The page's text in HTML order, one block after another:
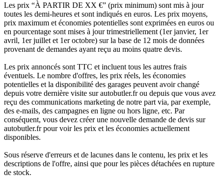
Les prix “À PARTIR DE XX €” (prix minimum) sont mis à jour
toutes les demi-heures et sont indiqués en euros. Les prix moyens,
prix maximum et économies potentielles sont exprimées en euros ou
en pourcentage sont mises à jour trimestriellement (1er janvier, 1er
avril, 1er juillet et 1er octobre) sur la base de 12 mois de données
provenant de demandes ayant reçu au moins quatre devis.
Les prix annoncés sont TTC et incluent tous les autres frais
éventuels. Le nombre d'offres, les prix réels, les économies
potentielles et la disponibilité des garages peuvent avoir changé
depuis votre dernière visite sur autobutler.fr ou depuis que vous avez
reçu des communications marketing de notre part via, par exemple,
des e-mails, des campagnes en ligne ou hors ligne, etc. Par
conséquent, vous devez créer une nouvelle demande de devis sur
autobutler.fr pour voir les prix et les économies actuellement
disponibles.
Sous réserve d'erreurs et de lacunes dans le contenu, les prix et les
descriptions de l'offre, ainsi que pour les pièces détachées en rupture
de stock.